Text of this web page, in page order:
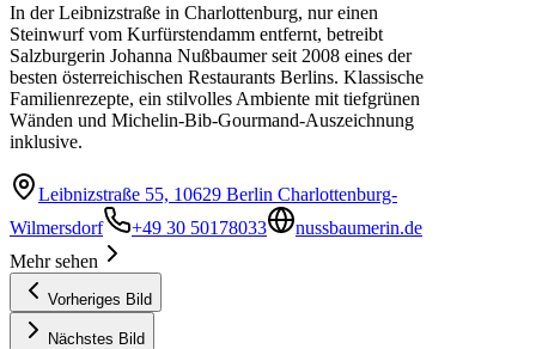
In der Leibnizstraße in Charlottenburg, nur einen
Steinwurf vom Kurfürstendamm entfernt, betreibt
Salzburgerin Johanna Nußbaumer seit 2008 eines der
besten österreichischen Restaurants Berlins. Klassische
Familienrezepte, ein stilvolles Ambiente mit tiefgrünen
Wänden und Michelin-Bib-Gourmand-Auszeichnung
inklusive.
Leibnizstraße 55, 10629 Berlin Charlottenburg-
Wilmersdorf
+49 30 50178033
nussbaumerin.de
Mehr sehen
Vorheriges Bild
Nächstes Bild